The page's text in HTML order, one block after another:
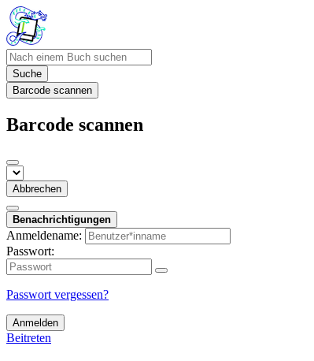
Suche
Barcode scannen
Barcode scannen
Abbrechen
Benachrichtigungen
Anmeldename:
Passwort:
Passwort vergessen?
Anmelden
Beitreten